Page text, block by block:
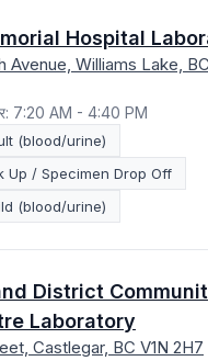
Hospital
Avenue, Williams Lake,
7:20 AM - 4:40 PM
(blood/urine)
Up / Specimen Drop Off
(blood/urine)
District
Laboratory
Castlegar, BC V1N 2H7